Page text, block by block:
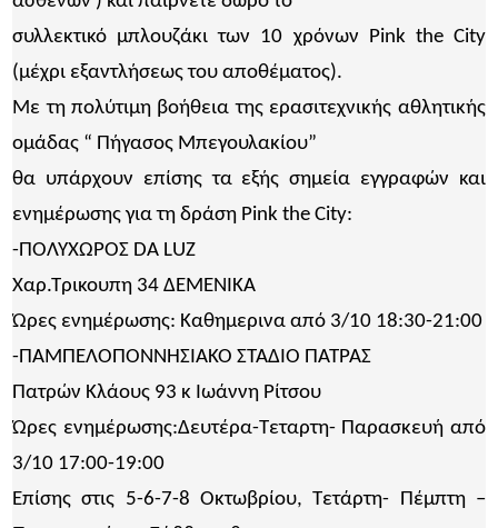
συλλεκτικό μπλουζάκι των 10 χρόνων Pink the City
(μέχρι εξαντλήσεως του αποθέματος).
Με τη πολύτιμη βοήθεια της ερασιτεχνικής αθλητικής
ομάδας “ Πήγασος Μπεγουλακίου”
θα υπάρχουν επίσης τα εξής σημεία εγγραφών και
ενημέρωσης για τη δράση Pink the City:
-ΠΟΛΥΧΩΡΟΣ DA LUZ
Χαρ.Τρικουπη 34 ΔΕΜΕΝΙΚΑ
Ώρες ενημέρωσης: Καθημερινα από 3/10 18:30-21:00
-ΠΑΜΠΕΛΟΠΟΝΝΗΣΙΑΚΟ ΣΤΑΔΙΟ ΠΑΤΡΑΣ
Πατρών Κλάους 93 κ Ιωάννη Ρίτσου
Ώρες ενημέρωσης:Δευτέρα-Τεταρτη- Παρασκευή από
3/10 17:00-19:00
Επίσης στις 5-6-7-8 Οκτωβρίου, Τετάρτη- Πέμπτη –